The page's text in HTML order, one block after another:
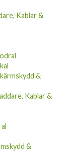
Kablar &
&
Kablar &
&